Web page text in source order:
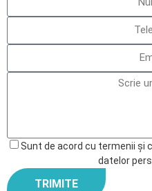
Sunt de acord cu termenii şi
datelor
TRIMITE